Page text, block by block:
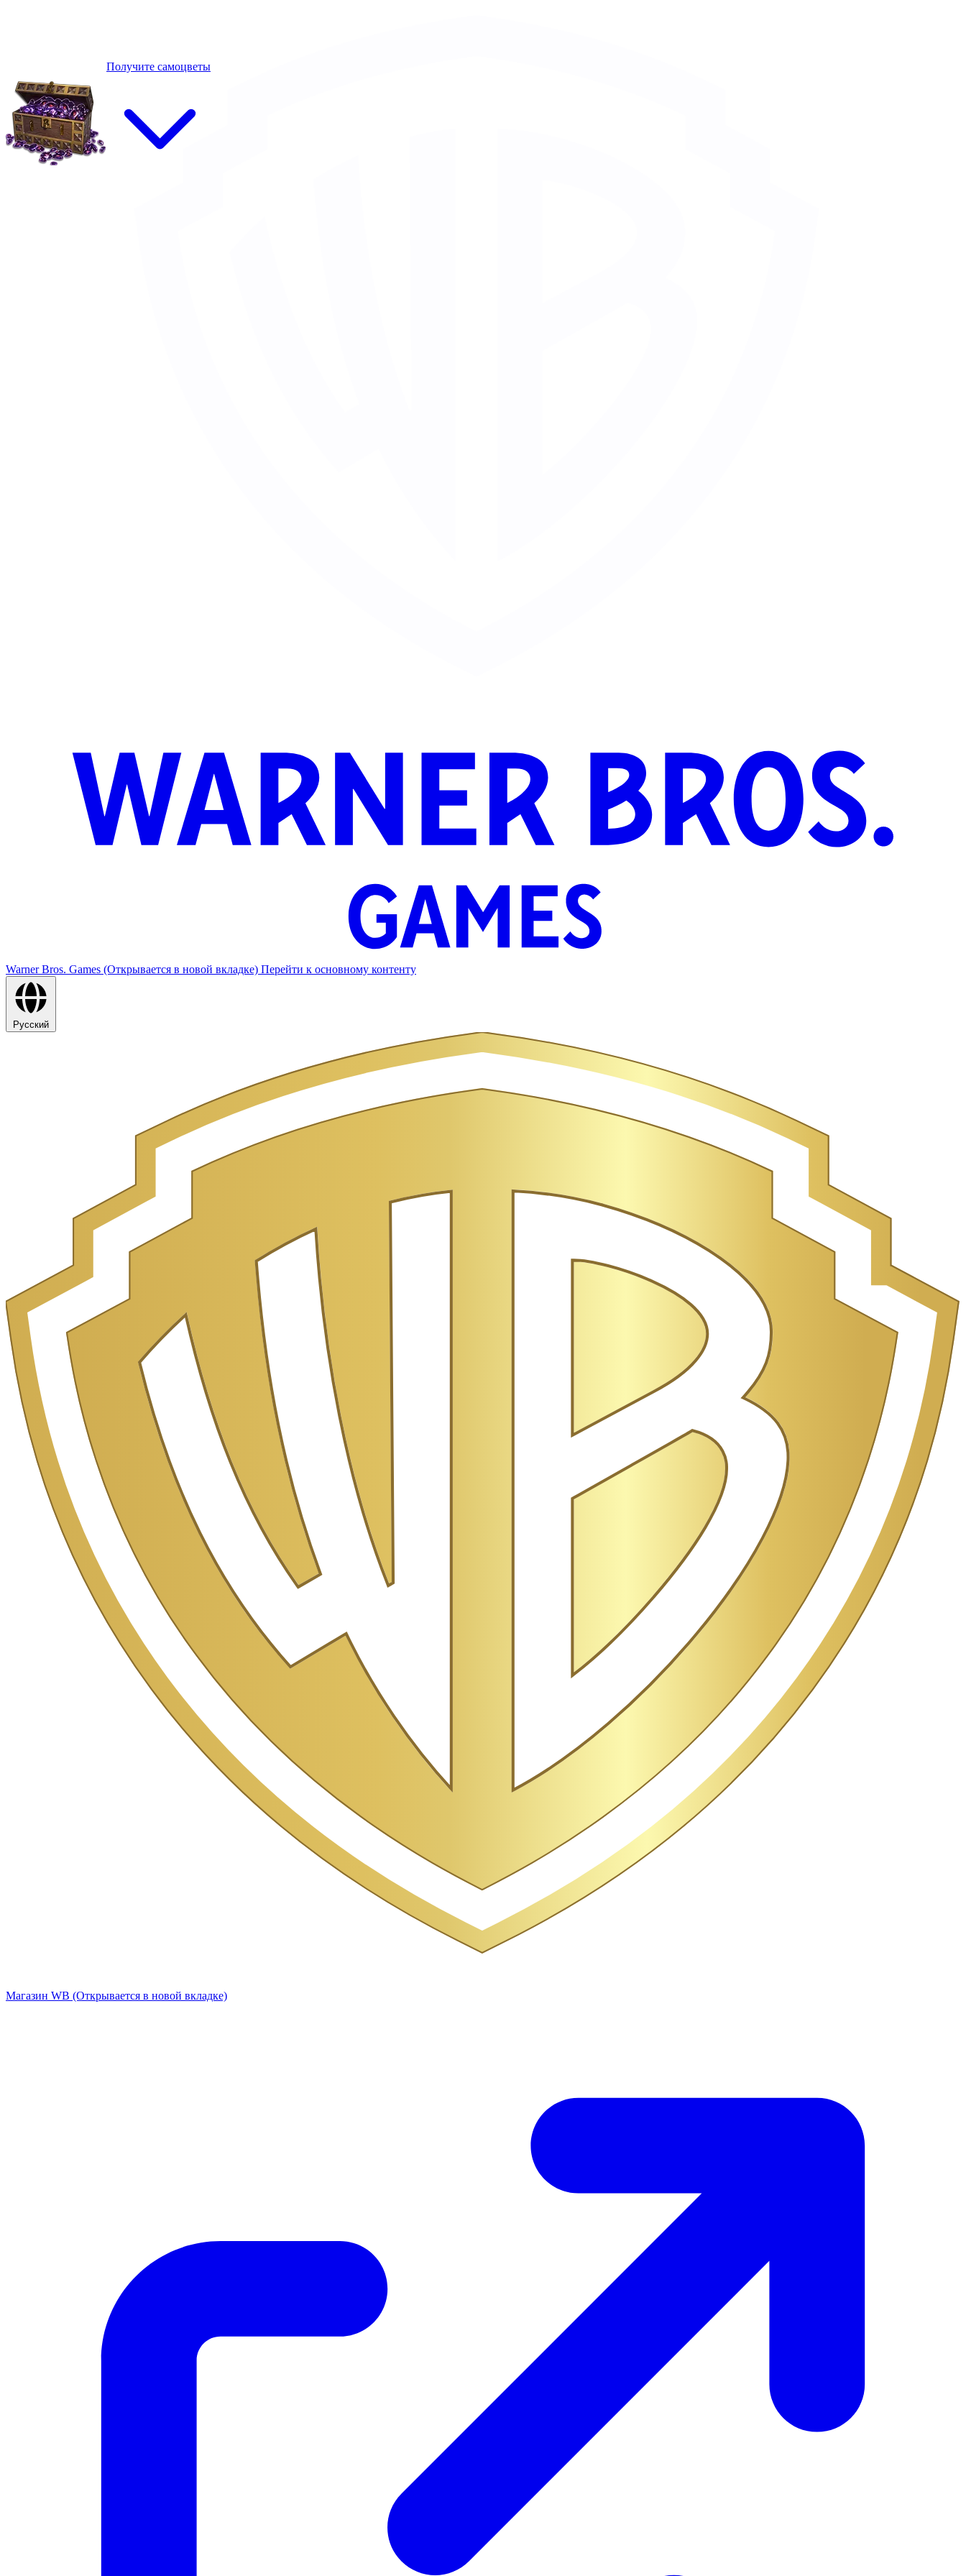
Warner Bros. Games (Открывается в новой вкладке) Перейти к основному контенту
Русский
Магазин WB (Открывается в новой вкладке)
Получите самоцветы